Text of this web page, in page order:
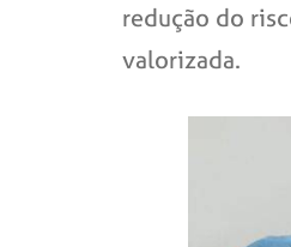
redução do
valorizada.